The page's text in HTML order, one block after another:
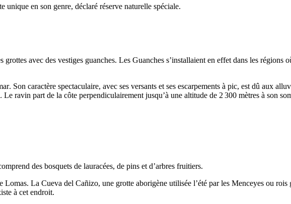
en son genre, déclaré réserve naturelle spéciale.
avec des vestiges guanches. Les Guanches s’installaient en effet dans les régions
. Son caractère spectaculaire, avec ses versants et ses escarpements à pic, est dû aux
ravin part de la côte perpendiculairement jusqu’à une altitude de 2 300 mètres à son
des bosquets de lauracées, de pins et d’arbres fruitiers.
Lomas. La Cueva del Cañizo, une grotte aborigène utilisée l’été par les Menceyes ou rois
à cet endroit.